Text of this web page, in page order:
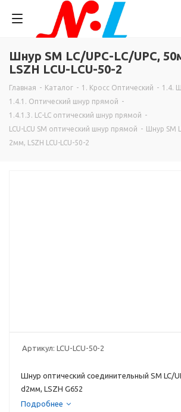
Шнур SM LC/UPC-LC/UPC,
LSZH LCU-LCU-50-2
Главная - Каталог - 1. Кросс Оптический - 1.4.
1.4.1. Оптический шнур прямой -
1.4.1.3. LC-LC оптический шнур прямой -
LCU-LCU SM оптический шнур прямой - Шнур SM
2мм, LSZH LCU-LCU-50-2
Артикул: LCU-LCU-50-2
Шнур оптический соединительный SM LC/
d2мм, LSZH G652
Подробнее